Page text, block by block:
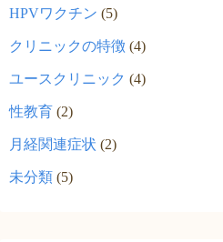
HPVワクチン (5)
クリニックの特徴 (4)
ユースクリニック (4)
性教育 (2)
月経関連症状 (2)
未分類 (5)